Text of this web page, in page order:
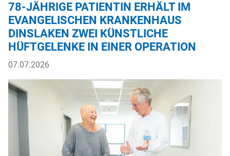
78-JÄHRIGE PATIENTIN ERHÄLT IM
EVANGELISCHEN KRANKENHAUS
DINSLAKEN ZWEI KÜNSTLICHE
HÜFTGELENKE IN EINER OPERATION
07.07.2026